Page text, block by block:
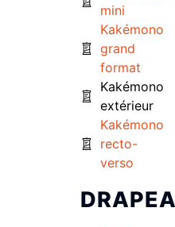
mini
Kakémono
grand
format
Kakémono
extérieur
Kakémono
recto-
verso